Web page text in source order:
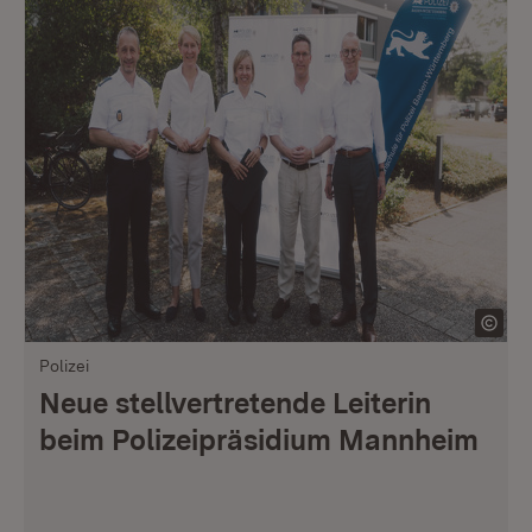
Polizei
Neue stellvertretende Leiterin
beim Polizeipräsidium Mannheim